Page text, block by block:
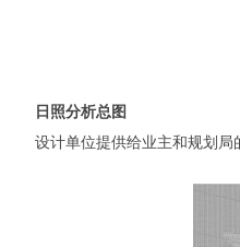
日照分析总图
设计单位提供给业主和规划